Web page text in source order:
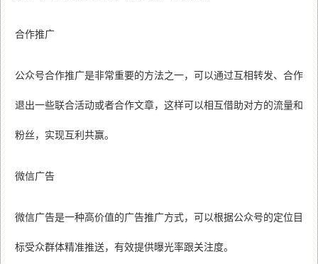
合作推广
公众号合作推广是非常重要的方法之一，可以通过互相转发、合作
退出一些联合活动或者合作文章，这样可以相互借助对方的流量和
粉丝，实现互利共赢。
微信广告
微信广告是一种高价值的广告推广方式，可以根据公众号的定位目
标受众群体精准推送，有效提供曝光率跟关注度。